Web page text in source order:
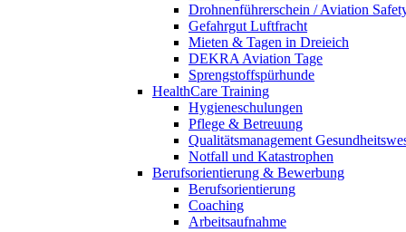
Drohnenführerschein / Aviation
Gefahrgut Luftfracht
Mieten & Tagen in Dreieich
DEKRA Aviation Tage
Sprengstoffspürhunde
HealthCare Training
Hygieneschulungen
Pflege & Betreuung
Qualitätsmanagement
Notfall und Katastrophen
Berufsorientierung & Bewerbung
Berufsorientierung
Coaching
Arbeitsaufnahme